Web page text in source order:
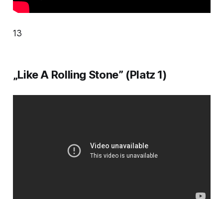
13
„Like A Rolling Stone” (Platz 1)